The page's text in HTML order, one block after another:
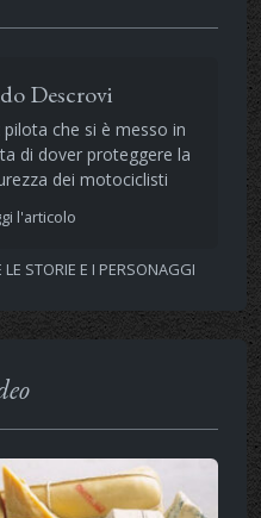
Descrovi
pilota che si è messo in
di dover proteggere la
dei motociclisti
l'articolo
LE STORIE E I PERSONAGGI